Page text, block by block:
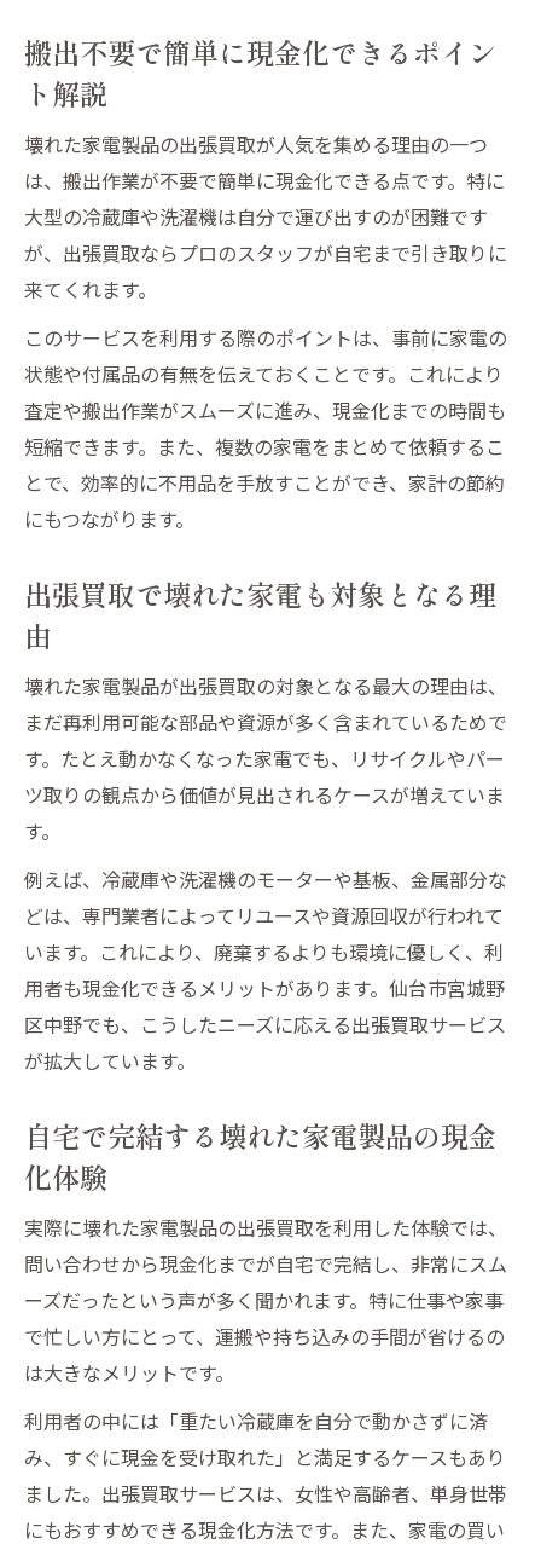
搬出の負担がない出張買取の魅力を実感
した感想
地域密着型サービスでスムーズな買取体験
壊れた家電でも出張買取が可能な理由に迫る
壊れた家電製品が出張買取で評価される仕
組み
パーツや資源活用で買取対象となる理由
壊れた家電製品も需要がある背景を解説
出張買取業者が壊れた家電を買取する理由
とは
壊れた家電製品の価値を見極めるポイント
壊れた家電製品も安心して任せられる業者
の特徴
比較
現金化を成功させる出張買取業者の選び方
無料査定や対応エリアも業者選びの基準に
現金化と家計管理に役立つ買取サービスの魅力
壊れた家電製品の出張買取が家計管理に効
出張買取を活用した効率的な現金化のコツ
家電処分と現金化を両立できる買取サービ
壊れた家電製品でも活用できる資源循環の
由
搬出不要で簡単に現金化できるポイン
ト解説
壊れた家電製品の出張買取が人気を集める理由の一つ
は、搬出作業が不要で簡単に現金化できる点です。特に
大型の冷蔵庫や洗濯機は自分で運び出すのが困難です
が、出張買取ならプロのスタッフが自宅まで引き取りに
来てくれます。
このサービスを利用する際のポイントは、事前に家電の
状態や付属品の有無を伝えておくことです。これにより
査定や搬出作業がスムーズに進み、現金化までの時間も
短縮できます。また、複数の家電をまとめて依頼するこ
とで、効率的に不用品を手放すことができ、家計の節約
にもつながります。
出張買取で壊れた家電も対象となる理
由
壊れた家電製品が出張買取の対象となる最大の理由は、
まだ再利用可能な部品や資源が多く含まれているためで
す。たとえ動かなくなった家電でも、リサイクルやパー
ツ取りの観点から価値が見出されるケースが増えていま
す。
例えば、冷蔵庫や洗濯機のモーターや基板、金属部分な
どは、専門業者によってリユースや資源回収が行われて
います。これにより、廃棄するよりも環境に優しく、利
用者も現金化できるメリットがあります。仙台市宮城野
区中野でも、こうしたニーズに応える出張買取サービス
が拡大しています。
自宅で完結する壊れた家電製品の現金
化体験
実際に壊れた家電製品の出張買取を利用した体験では、
問い合わせから現金化までが自宅で完結し、非常にスム
ーズだったという声が多く聞かれます。特に仕事や家事
で忙しい方にとって、運搬や持ち込みの手間が省けるの
は大きなメリットです。
利用者の中には「重たい冷蔵庫を自分で動かさずに済
み、すぐに現金を受け取れた」と満足するケースもあり
ました。出張買取サービスは、女性や高齢者、単身世帯
にもおすすめできる現金化方法です。また、家電の買い